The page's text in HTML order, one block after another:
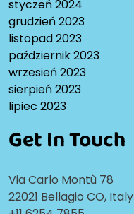
styczeń 2024
grudzień 2023
listopad 2023
październik 2023
wrzesień 2023
sierpień 2023
lipiec 2023
Get In Touch
Via Carlo Montù 78
22021 Bellagio CO, Italy